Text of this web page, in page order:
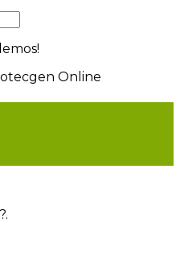
Online